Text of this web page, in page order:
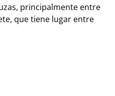
principalmente entre
que tiene lugar entre